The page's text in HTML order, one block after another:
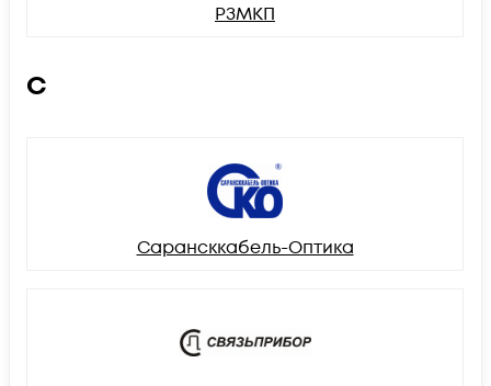
РЗМКП
С
Сарансккабель-Оптика